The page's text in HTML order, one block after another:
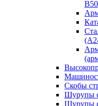
Скобы
Шурупы
Шурупы